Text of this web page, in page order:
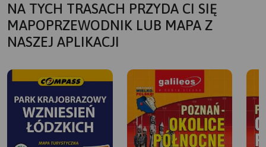
NA TYCH TRASACH PRZYDA CI SIĘ
MAPOPRZEWODNIK LUB MAPA Z
NASZEJ APLIKACJI